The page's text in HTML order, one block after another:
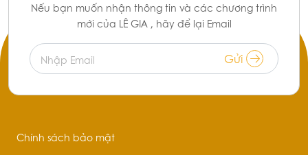
Nếu bạn muốn nhận thông tin và các chương trình
mới của LÊ GIA , hãy để lại Email
Nhập Email Gửi
Chính sách bảo mật